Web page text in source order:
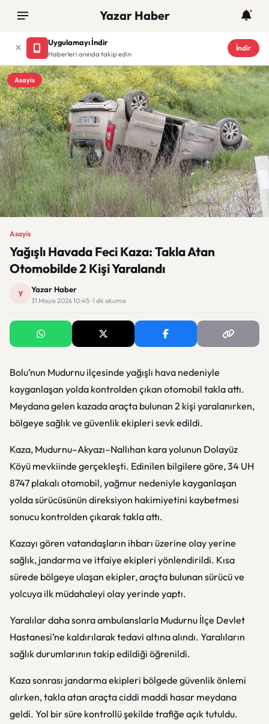
Yazar Haber
Uygulamayı İndir
Haberleri anında takip edin
İndir
Asayis
Asayis
Yağışlı Havada Feci Kaza: Takla Atan
Otomobilde 2 Kişi Yaralandı
Y Yazar Haber
31 Mayıs 2026 10:45 · 1 dk okuma
Bolu’nun Mudurnu ilçesinde yağışlı hava nedeniyle
kayganlaşan yolda kontrolden çıkan otomobil takla attı.
Meydana gelen kazada araçta bulunan 2 kişi yaralanırken,
bölgeye sağlık ve güvenlik ekipleri sevk edildi.
Kaza, Mudurnu–Akyazı–Nallıhan kara yolunun Dolayüz
Köyü mevkiinde gerçekleşti. Edinilen bilgilere göre, 34 UH
8747 plakalı otomobil, yağmur nedeniyle kayganlaşan
yolda sürücüsünün direksiyon hakimiyetini kaybetmesi
sonucu kontrolden çıkarak takla attı.
Kazayı gören vatandaşların ihbarı üzerine olay yerine
sağlık, jandarma ve itfaiye ekipleri yönlendirildi. Kısa
sürede bölgeye ulaşan ekipler, araçta bulunan sürücü ve
yolcuya ilk müdahaleyi olay yerinde yaptı.
Yaralılar daha sonra ambulanslarla Mudurnu İlçe Devlet
Hastanesi’ne kaldırılarak tedavi altına alındı. Yaralıların
sağlık durumlarının takip edildiği öğrenildi.
Kaza sonrası jandarma ekipleri bölgede güvenlik önlemi
alırken, takla atan araçta ciddi maddi hasar meydana
geldi. Yol bir süre kontrollü şekilde trafiğe açık tutuldu.